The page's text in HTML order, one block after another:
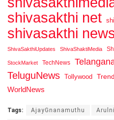
shivasakthi net
shivasakthi
ShivaSakthiUpdates ShivaShaktiMedia
StockMarket TechNews
TeluguNews Tollywood
WorldNews
Tags: AjayGnanamuthu